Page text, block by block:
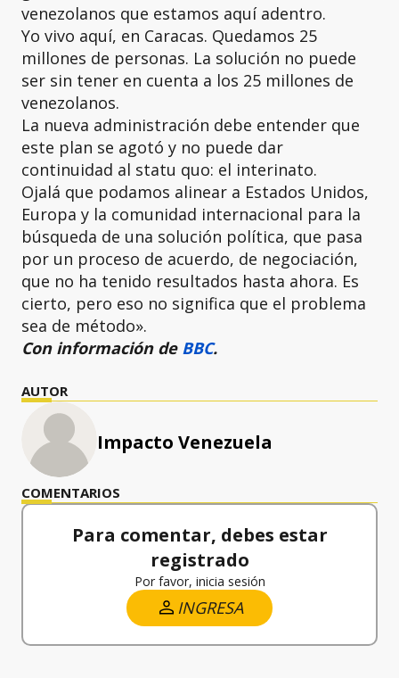
venezolanos que estamos aquí adentro.
Yo vivo aquí, en Caracas. Quedamos 25
millones de personas. La solución no puede
ser sin tener en cuenta a los 25 millones de
venezolanos.
La nueva administración debe entender que
este plan se agotó y no puede dar
continuidad al statu quo: el interinato.
Ojalá que podamos alinear a Estados Unidos,
Europa y la comunidad internacional para la
búsqueda de una solución política, que pasa
por un proceso de acuerdo, de negociación,
que no ha tenido resultados hasta ahora. Es
cierto, pero eso no significa que el problema
sea de método».
Con información de BBC.
AUTOR
Impacto Venezuela
COMENTARIOS
Para comentar, debes estar
registrado
Por favor, inicia sesión
INGRESA